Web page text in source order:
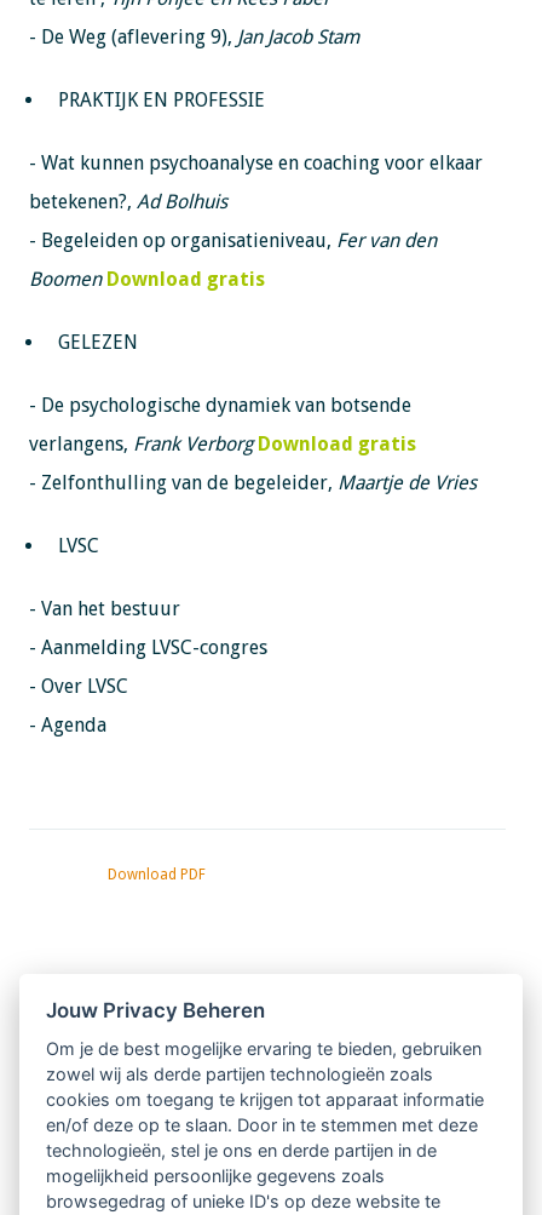
- De Weg (aflevering 9), Jan Jacob Stam
PRAKTIJK EN PROFESSIE
- Wat kunnen psychoanalyse en coaching voor elkaar
betekenen?, Ad Bolhuis
- Begeleiden op organisatieniveau, Fer van den
Boomen Download gratis
GELEZEN
- De psychologische dynamiek van botsende
verlangens, Frank VerborgDownload gratis
- Zelfonthulling van de begeleider, Maartje de Vries
LVSC
- Van het bestuur
- Aanmelding LVSC-congres
- Over LVSC
- Agenda
Download PDF
Nieuwsbrief
Ontvang 10 x per jaar de LVSC-
relatienieuwsbrief met o.a.:
vrij toegankelijke TsvB-artikelen
Jouw Privacy Beheren
Om je de best mogelijke ervaring te bieden, gebruiken
zowel wij als derde partijen technologieën zoals
cookies om toegang te krijgen tot apparaat informatie
en/of deze op te slaan. Door in te stemmen met deze
technologieën, stel je ons en derde partijen in de
mogelijkheid persoonlijke gegevens zoals
browsegedrag of unieke ID's op deze website te